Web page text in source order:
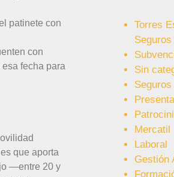
patinete con
con
fecha para
que aporta
—entre 20 y
Torres
Seguros
Sin
Seguros
Mercatil
Laboral
Gestión